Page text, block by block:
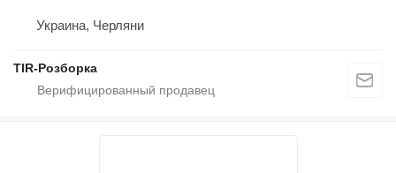
Украина, Черляни
TIR-Розборка